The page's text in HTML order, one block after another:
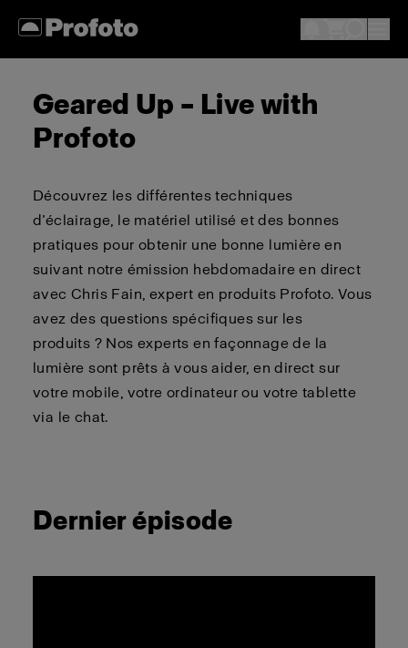
Geared Up – Live with
Profoto
Découvrez les différentes techniques
d’éclairage, le matériel utilisé et des bonnes
pratiques pour obtenir une bonne lumière en
suivant notre émission hebdomadaire en direct
avec Chris Fain, expert en produits Profoto. Vous
avez des questions spécifiques sur les
produits ? Nos experts en façonnage de la
lumière sont prêts à vous aider, en direct sur
votre mobile, votre ordinateur ou votre tablette
via le chat.
Dernier épisode